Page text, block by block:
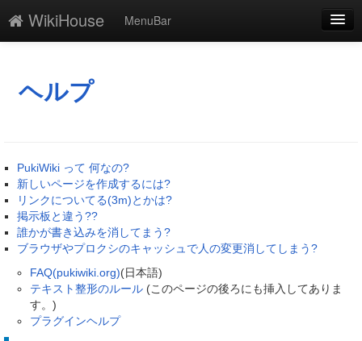
WikiHouse
MenuBar
添付
最終更新
一覧
単語検索
ヘルプ
PukiWiki って 何なの?
新しいページを作成するには?
リンクについてる(3m)とかは?
掲示板と違う??
誰かが書き込みを消してまう?
ブラウザやプロクシのキャッシュで人の変更消してしまう?
FAQ(pukiwiki.org)(日本語)
テキスト整形のルール (このページの後ろにも挿入してありま
す。)
プラグインヘルプ